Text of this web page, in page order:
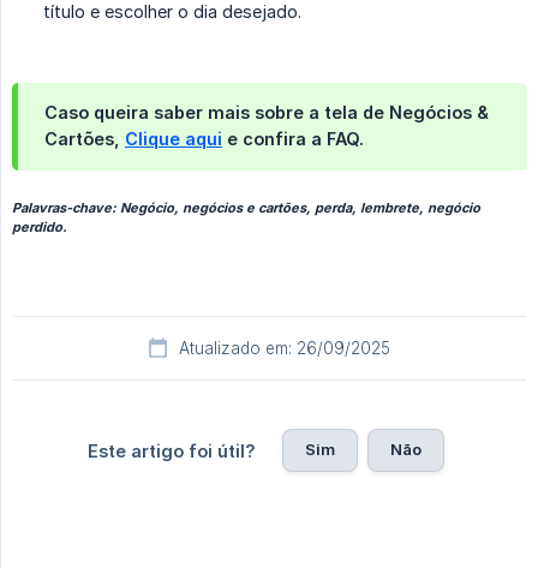
título e escolher o dia desejado.
Caso queira saber mais sobre a tela de Negócios &
Cartões, Clique aqui e confira a FAQ.
Palavras-chave: Negócio, negócios e cartões, perda, lembrete, negócio
perdido.
Atualizado em: 26/09/2025
Este artigo foi útil? Sim Não